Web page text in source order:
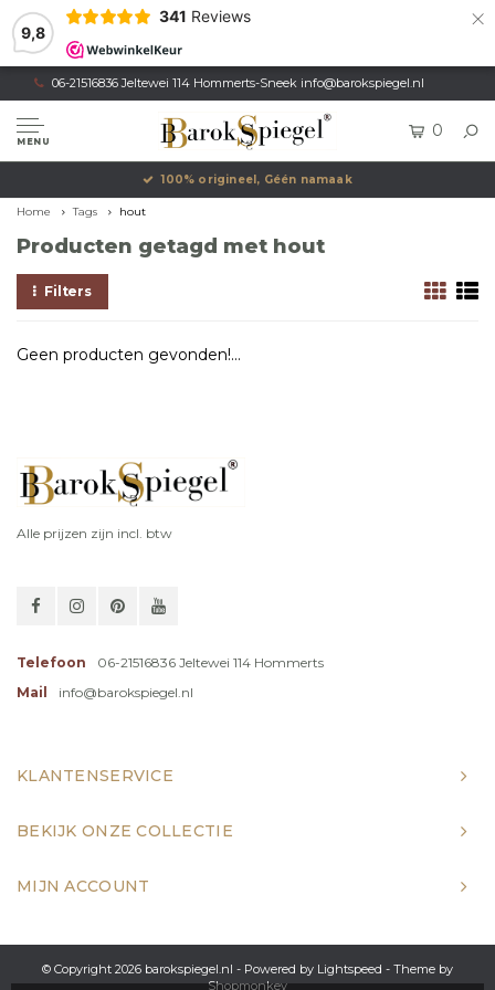
9,8
341 Reviews ×
06-21516836 Jeltewei 114 Hommerts-Sneek info@barokspiegel.nl
MENU
0
100% origineel, Géén namaak
Home Tags hout
Producten getagd met hout
Filters
Geen producten gevonden!...
Alle prijzen zijn incl. btw
Telefoon
06-21516836 Jeltewei 114 Hommerts
Mail
info@barokspiegel.nl
KLANTENSERVICE
BEKIJK ONZE COLLECTIE
MIJN ACCOUNT
© Copyright 2026 barokspiegel.nl - Powered by Lightspeed - Theme by
Shopmonkey